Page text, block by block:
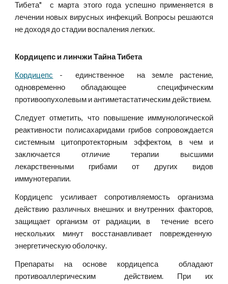
Тибета" с марта этого года успешно применяется в
лечении новых вирусных инфекций. Вопросы решаются
не доходя до стадии воспаления легких.
Кордицепс и линчжи Тайна Тибета
Кордицепс - единственное на земле растение,
одновременно обладающее специфическим
противоопухолевым и антиметастатическим действием.
Следует отметить, что повышение иммунологической
реактивности полисахаридами грибов сопровождается
системным цитопротекторным эффектом, в чем и
заключается отличие терапии высшими
лекарственными грибами от других видов
иммунотерапии.
Кордицепс усиливает сопротивляемость организма
действию различных внешних и внутренних факторов,
защищает организм от радиации, в течение всего
нескольких минут восстанавливает поврежденную
энергетическую оболочку.
Препараты на основе кордицепса обладают
противоаллергическим действием. При их